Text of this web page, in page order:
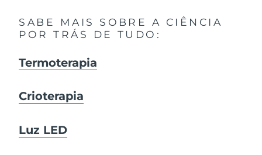
SABE MAIS SOBRE A CIÊNCIA
POR TRÁS DE TUDO:
Termoterapia
Crioterapia
Luz LED